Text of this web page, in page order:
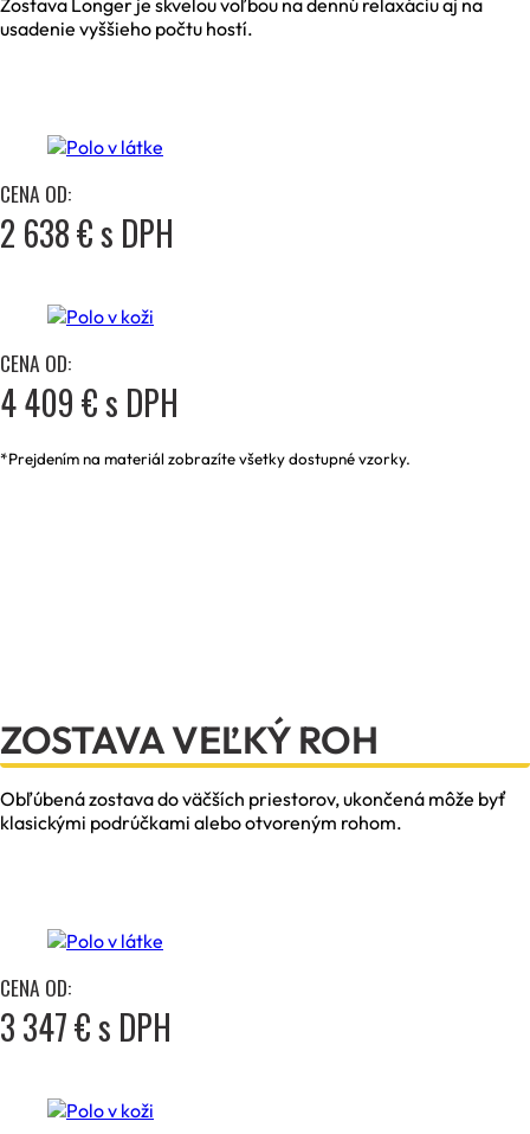
Zostava Longer je skvelou voľbou na dennú relaxáciu aj na
usadenie vyššieho počtu hostí.
CENA OD:
2 638 € s DPH
CENA OD:
4 409 € s DPH
*Prejdením na materiál zobrazíte všetky dostupné vzorky.
ZOSTAVA VEĽKÝ ROH
Obľúbená zostava do väčších priestorov, ukončená môže byť
klasickými podrúčkami alebo otvoreným rohom.
CENA OD:
3 347 € s DPH